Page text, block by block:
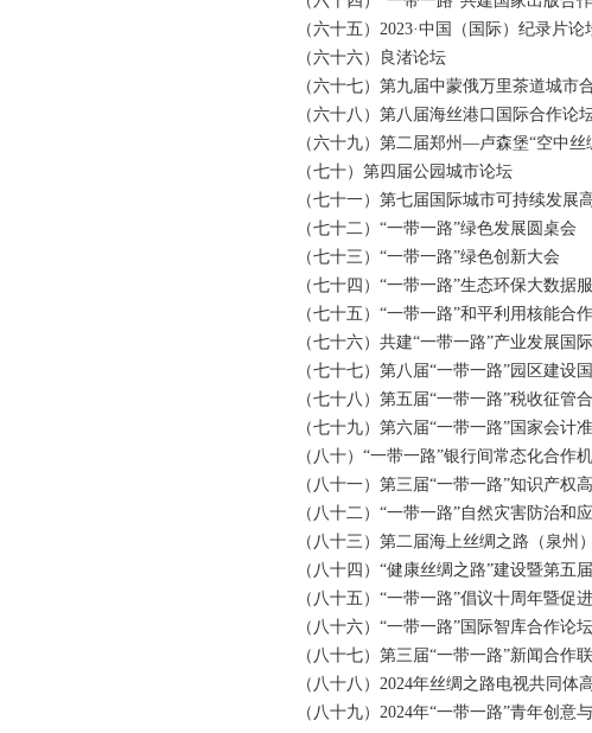
（六十五）2023·中国（国际）纪录片论
（六十六）良渚论坛
（六十七）第九届中蒙俄万里茶道城市
（六十八）第八届海丝港口国际合作论
（六十九）第二届郑州—卢森堡“空中丝
（七十）第四届公园城市论坛
（七十一）第七届国际城市可持续发展
（七十二）“一带一路”绿色发展圆桌会
（七十三）“一带一路”绿色创新大会
（七十四）“一带一路”生态环保大数据
（七十五）“一带一路”和平利用核能合
（七十六）共建“一带一路”产业发展国
（七十七）第八届“一带一路”园区建设
（七十八）第五届“一带一路”税收征管
（七十九）第六届“一带一路”国家会计
（八十）“一带一路”银行间常态化合作机
（八十一）第三届“一带一路”知识产权
（八十二）“一带一路”自然灾害防治和
（八十三）第二届海上丝绸之路（泉州
（八十四）“健康丝绸之路”建设暨第五
（八十五）“一带一路”倡议十周年暨促进
（八十六）“一带一路”国际智库合作论坛
（八十七）第三届“一带一路”新闻合作
（八十八）2024年丝绸之路电视共同体
（八十九）2024年“一带一路”青年创意